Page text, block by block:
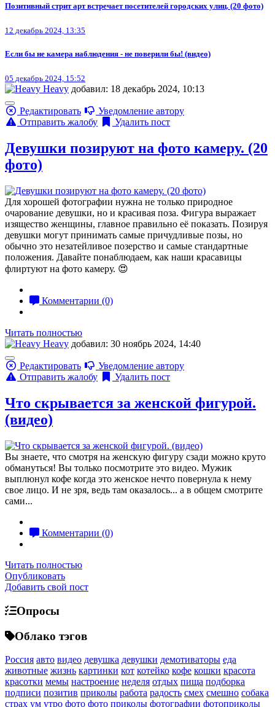
Позитивный стрит арт встречает посетителей городских улиц. (20 фото)
12 декабрь 2024, 13:35
Если бы не камера наблюдения - не поверили бы! (видео)
05 декабрь 2024, 15:52
Heavy добавил: 18 декабрь 2024, 10:13
Редактировать
Уведомление автору
Отправить жалобу
Удалить пост
Девушки позируют на фото камеру. (20
фото)
Для хорошей фотографии нужна не только природное
очарование девушки, но и красивая поза. Фигура выражает
изящество женщины, главное правильно её показать. Позируя
девушки могут принимать самые причудливые позы, но
обычно это незатейливое позерство и самые стандартные
положения. Давайте понаблюдаем, как наши красавицы
флиртуют на фото камеру. 😍
Комментарии (0)
Читать полностью
Heavy добавил: 30 ноябрь 2024, 14:40
Редактировать
Уведомление автору
Отправить жалобу
Удалить пост
Что скрывается за женской фигурой.
(видео)
Вы знаете, что смотря на женскую фигуру сзади можно круто
обмануться! Вы только посмотрите это видео. Мужик
выплюнул кофе когда это женское нечто повернула к нему
свое лицо. И не зря, ведь там оказалось... а в общем смотрите
сами...
Комментарии (0)
Читать полностью
Опубликовать
Добавить свой пост
Опросы
Облако тэгов
Россия авто видео девушка девушки демотиваторы еда
животные жизнь картинки кот котейко кофе кошки красота
красотки мемы настроение неделя отдых пища подборка
подписи позитив приколы работа радость смех смешно собака
страх ум утро фото фото приколы фотографии фотоприколы